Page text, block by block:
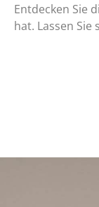
Entdecken Sie
hat. Lassen